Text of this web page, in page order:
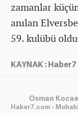
zamanlar
anılan
59. kulübü
KAYNAK : Haber7
Osman
Haber7.com -